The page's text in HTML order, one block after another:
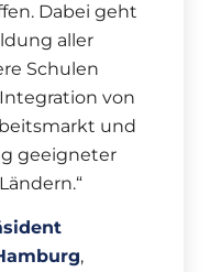
Dabei geht
aller
Schulen
von
und
geeigneter
,